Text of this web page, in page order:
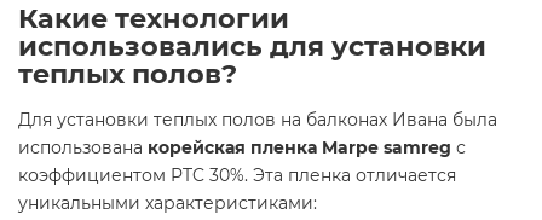
Какие технологии
использовались для установки
теплых полов?
Для установки теплых полов на балконах Ивана была
использована корейская пленка Marpe samreg с
коэффициентом PTC 30%. Эта пленка отличается
уникальными характеристиками: